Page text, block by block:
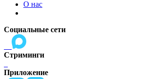
О нас
Социальные сети
Стриминги
Приложение